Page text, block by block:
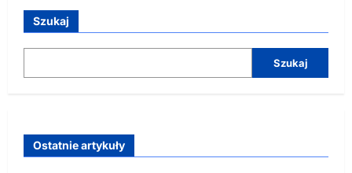
Szukaj
Szukaj
Ostatnie artykuły